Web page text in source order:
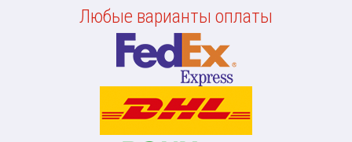
Любые варианты оплаты